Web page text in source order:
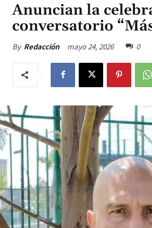
Anuncian la
conversatorio
By Redacción mayo 24, 2026 0